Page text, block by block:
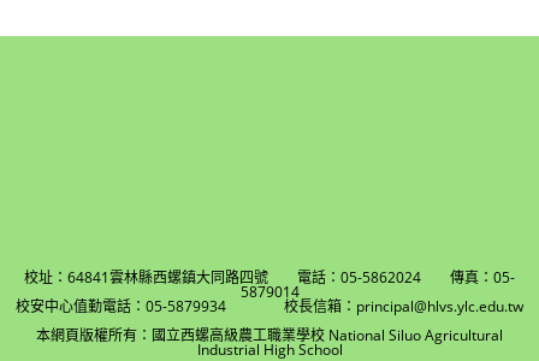
校址：64841雲林縣西螺鎮大同路四號 電話：05-5862024 傳真：05-
5879014
校安中心值勤電話：05-5879934 校長信箱：principal@hlvs.ylc.edu.tw
本網頁版權所有：國立西螺高級農工職業學校 National Siluo Agricultural
Industrial High School